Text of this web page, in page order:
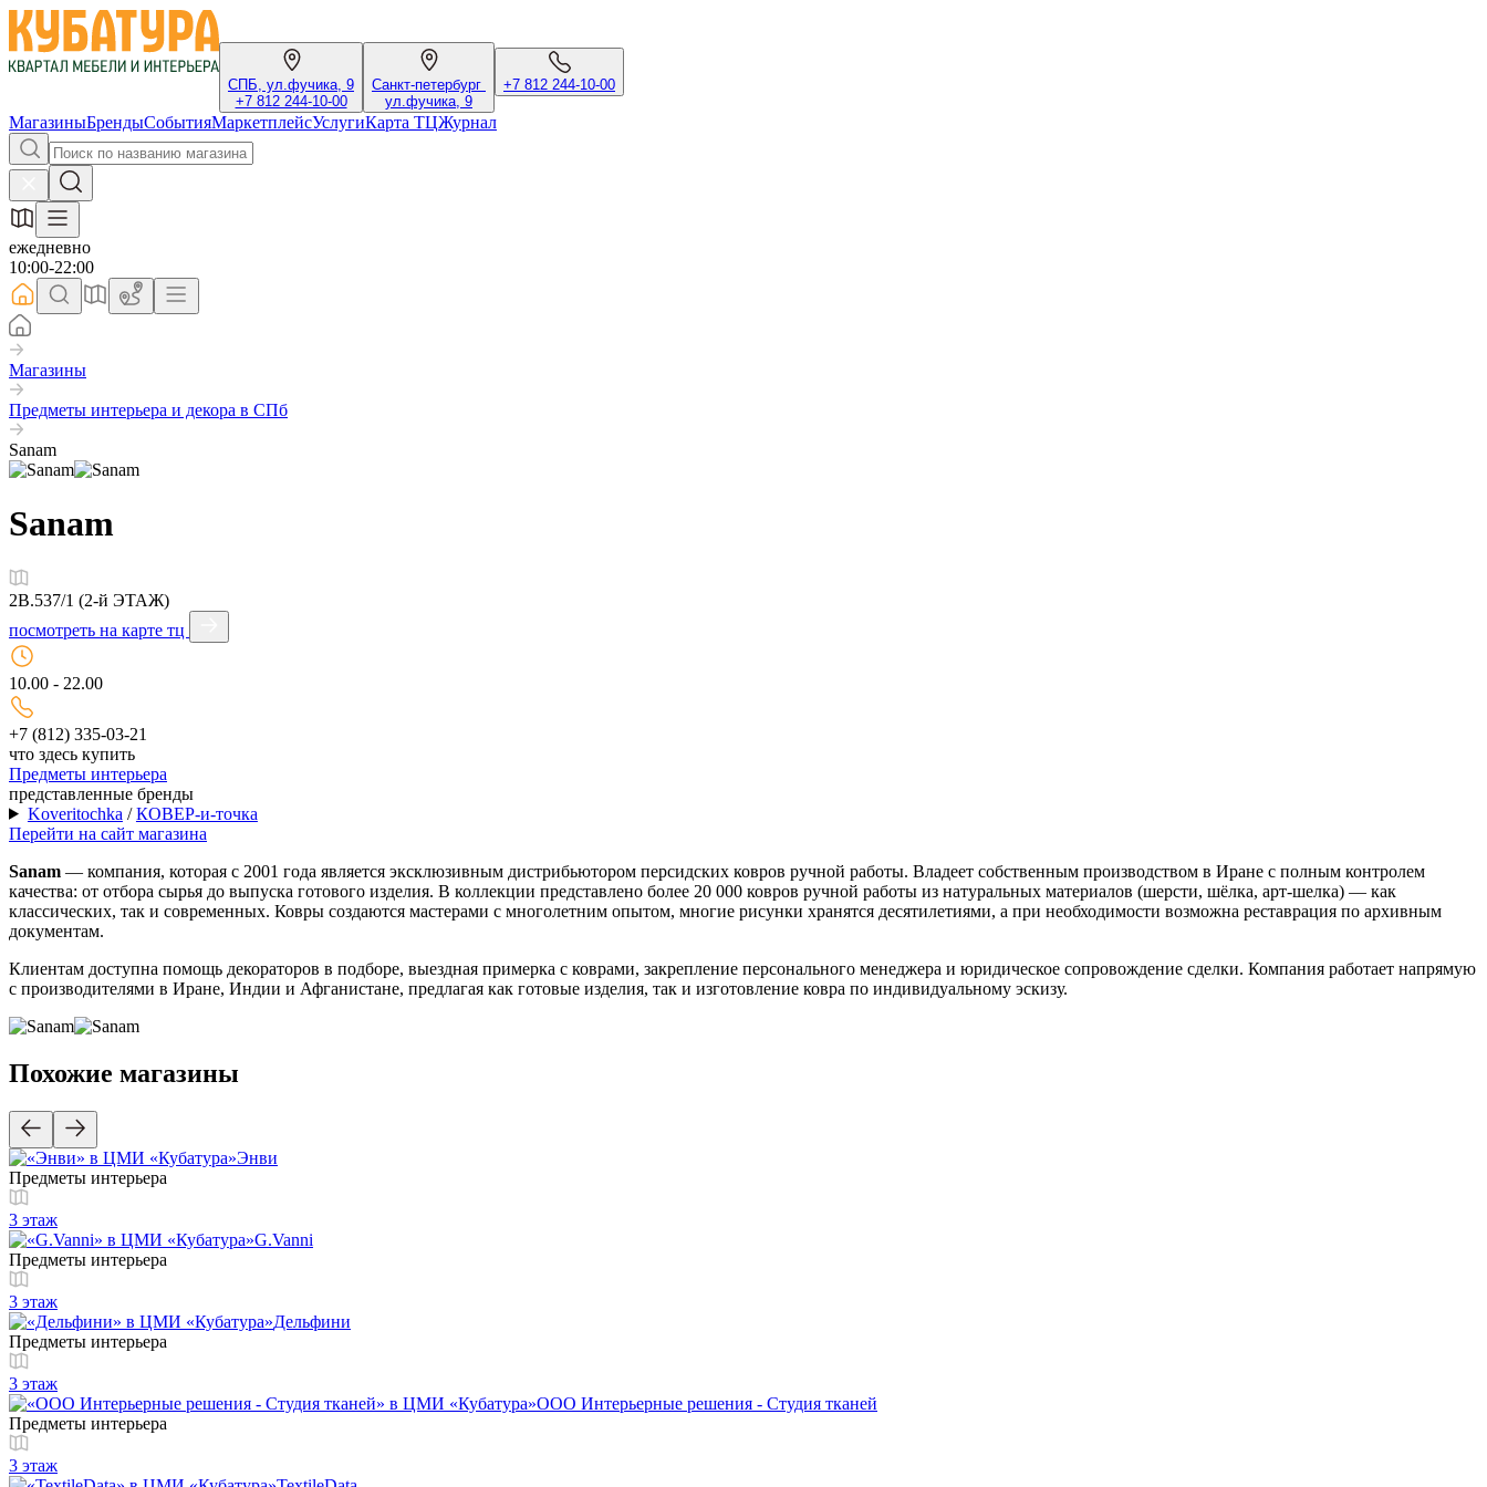
СПБ, ул.фучика, 9
+7 812 244-10-00
Санкт-петербург
ул.фучика, 9
+7 812 244-10-00
МагазиныБрендыСобытияМаркетплейсУслугиКарта ТЦЖурнал
ежедневно
10:00-22:00
Магазины
Предметы интерьера и декора в СПб
Sanam
Sanam
2B.537/1 (2-й ЭТАЖ)
посмотреть на карте тц
10.00 - 22.00
+7 (812) 335-03-21
что здесь купить
Предметы интерьера
представленные бренды
Koveritochka /КОВЕР-и-точка
Перейти на сайт магазина
Sanam — компания, которая с 2001 года является эксклюзивным дистрибьютором персидских ковров ручной работы. Владеет собственным производством в Иране с полным контролем
качества: от отбора сырья до выпуска готового изделия. В коллекции представлено более 20 000 ковров ручной работы из натуральных материалов (шерсти, шёлка, арт-шелка) — как
классических, так и современных. Ковры создаются мастерами с многолетним опытом, многие рисунки хранятся десятилетиями, а при необходимости возможна реставрация по архивным
документам.
Клиентам доступна помощь декораторов в подборе, выездная примерка с коврами, закрепление персонального менеджера и юридическое сопровождение сделки. Компания работает напрямую
с производителями в Иране, Индии и Афганистане, предлагая как готовые изделия, так и изготовление ковра по индивидуальному эскизу.
Похожие магазины
Энви
Предметы интерьера
3 этаж
G.Vanni
Предметы интерьера
3 этаж
Дельфини
Предметы интерьера
3 этаж
ООО Интерьерные решения - Студия тканей
Предметы интерьера
3 этаж